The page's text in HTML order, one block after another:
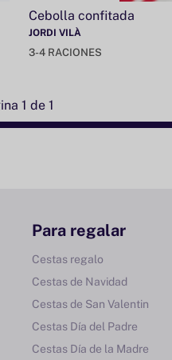
Cebolla confitada
JORDI VILÀ
3-4 RACIONES
1 de 1
Para regalar
Cestas regalo
Cestas de Navidad
Cestas de San Valentin
Cestas Día del Padre
Cestas Día de la Madre
y recibe
todas nuestras novedades y